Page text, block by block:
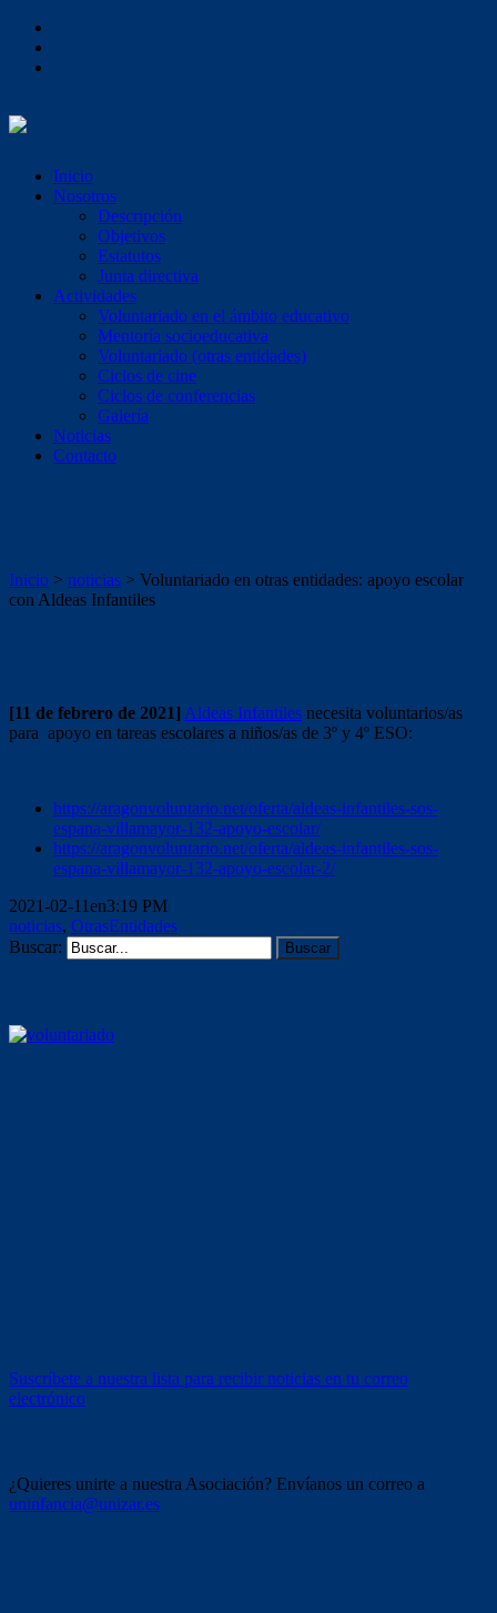
Inicio
Nosotros
Descripción
Objetivos
Estatutos
Junta directiva
Actividades
Voluntariado en el ámbito educativo
Mentoría socioeducativa
Voluntariado (otras entidades)
Ciclos de cine
Ciclos de conferencias
Galería
Noticias
Contacto
Inicio > noticias > Voluntariado en otras entidades: apoyo escolar
con Aldeas Infantiles
[11 de febrero de 2021] Aldeas Infantiles necesita voluntarios/as
para apoyo en tareas escolares a niños/as de 3º y 4º ESO:
https://aragonvoluntario.net/oferta/aldeas-infantiles-sos-
espana-villamayor-132-apoyo-escolar/
https://aragonvoluntario.net/oferta/aldeas-infantiles-sos-
espana-villamayor-132-apoyo-escolar-2/
2021-02-11en3:19 PM
noticias, OtrasEntidades
Buscar:
Suscríbete a nuestra lista para recibir noticias en tu correo
electrónico
¿Quieres unirte a nuestra Asociación? Envíanos un correo a
uninfancia@unizar.es